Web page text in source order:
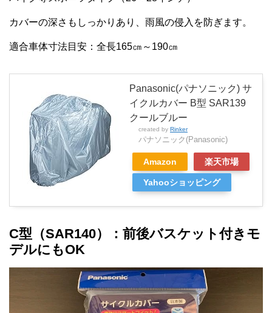
カバーの深さもしっかりあり、雨風の侵入を防ぎます。
適合車体寸法目安：全長165㎝～190㎝
Panasonic(パナソニック) サ
イクルカバー B型 SAR139
クールブルー
created by Rinker
パナソニック(Panasonic)
Amazon 楽天市場
Yahooショッピング
C型（SAR140）：前後バスケット付きモ
デルにもOK